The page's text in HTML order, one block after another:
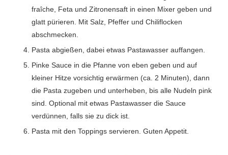
fraîche, Feta und Zitronensaft in einen Mixer geben und
glatt pürieren. Mit Salz, Pfeffer und Chiliflocken
abschmecken.
Pasta abgießen, dabei etwas Pastawasser auffangen.
Pinke Sauce in die Pfanne von eben geben und auf
kleiner Hitze vorsichtig erwärmen (ca. 2 Minuten), dann
die Pasta zugeben und unterheben, bis alle Nudeln pink
sind. Optional mit etwas Pastawasser die Sauce
verdünnen, falls sie zu dick ist.
Pasta mit den Toppings servieren. Guten Appetit.